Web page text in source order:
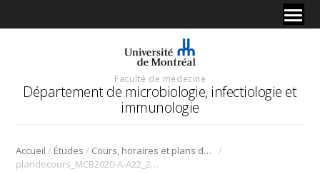
Faculté de médecine
Département de microbiologie, infectiologie et
immunologie
Accueil / Études / Cours, horaires et plans de cours
/
plandecours_MCB2020-A-A22_2022-06-27